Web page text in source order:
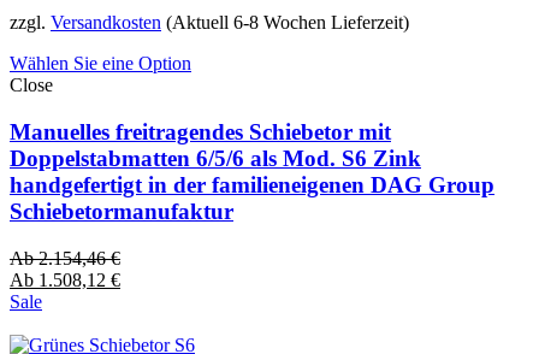
zzgl. Versandkosten (Aktuell 6-8 Wochen Lieferzeit)
Wählen Sie eine Option
Close
Manuelles freitragendes Schiebetor mit
Doppelstabmatten 6/5/6 als Mod. S6 Zink
handgefertigt in der familieneigenen DAG Group
Schiebetormanufaktur
Ab2.154,46€
Ab 1.508,12 €
Sale